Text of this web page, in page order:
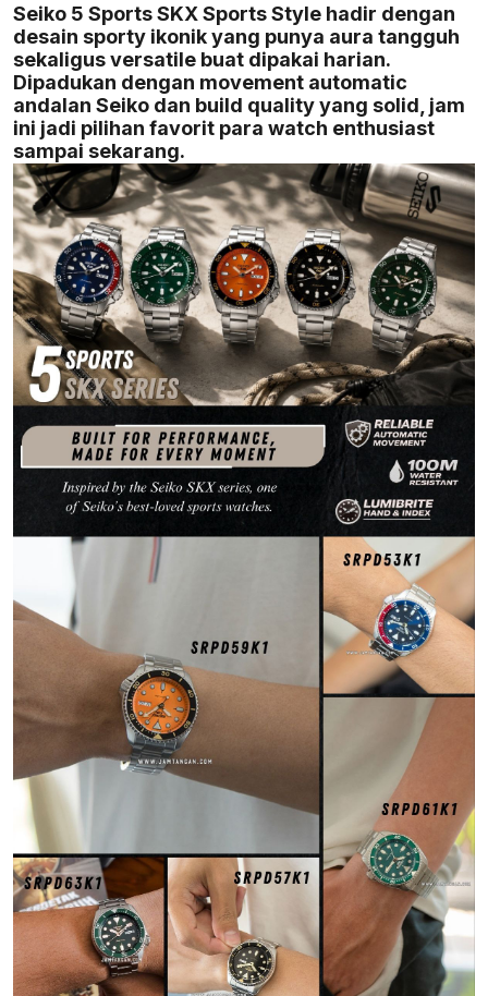
Seiko 5 Sports SKX Sports Style hadir dengan
desain sporty ikonik yang punya aura tangguh
sekaligus versatile buat dipakai harian.
Dipadukan dengan movement automatic
andalan Seiko dan build quality yang solid, jam
ini jadi pilihan favorit para watch enthusiast
sampai sekarang.